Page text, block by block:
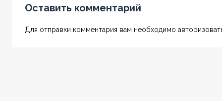
Оставить комментарий
Для отправки комментария вам необходимо